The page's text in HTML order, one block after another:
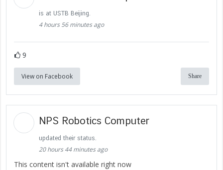
is at USTB Beijing.
4 hours 56 minutes ago
9
View on Facebook Share
NPS Robotics Computer
updated their status.
20 hours 44 minutes ago
This content isn't available right now